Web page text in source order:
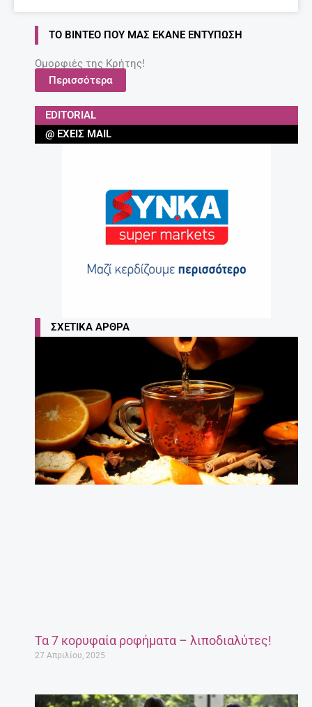
ΤΟ ΒΊΝΤΕΟ ΠΟΥ ΜΑΣ ΈΚΑΝΕ ΕΝΤΎΠΩΣΗ
Ομορφιές της Κρήτης!
Περισσότερα
EDITORIAL
@ ΈΧΕΙΣ MAIL
ΣΧΕΤΙΚΆ ΆΡΘΡΑ
Τα 7 κορυφαία ροφήματα – λιποδιαλύτες!
27 Απριλίου, 2025